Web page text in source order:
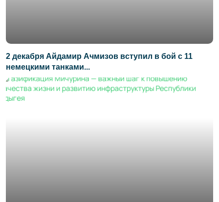
2 декабря Айдамир Ачмизов вступил в бой с 11
немецкими танками...